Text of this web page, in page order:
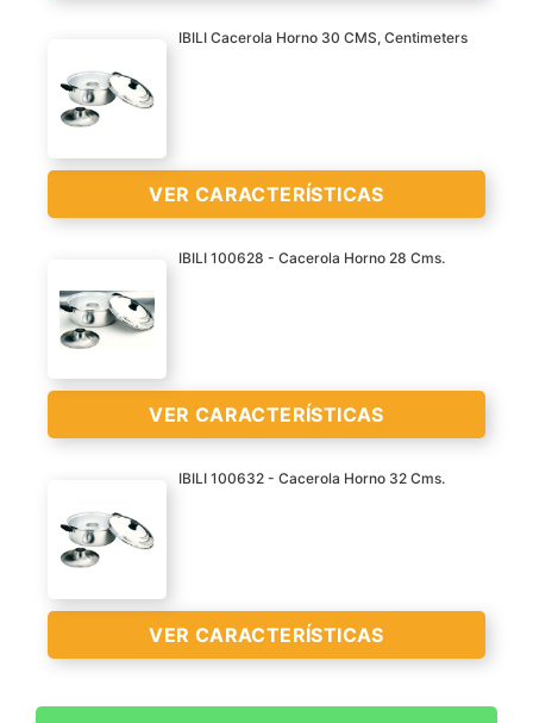
Cacerola Horno Aluminio
pulido 26 cm Asas
VER
>
IBILI Cacerola Horno 30 CMS, Centimeters
VER CARACTERÍSTICAS
Cacerola Horno Aluminio
pulido 30 cm Asas
VER
>
IBILI 100628 - Cacerola Horno 28 Cms.
VER CARACTERÍSTICAS
Cacerola Horno Aluminio
pulido 28 cm Asas
VER
>
IBILI 100632 - Cacerola Horno 32 Cms.
VER CARACTERÍSTICAS